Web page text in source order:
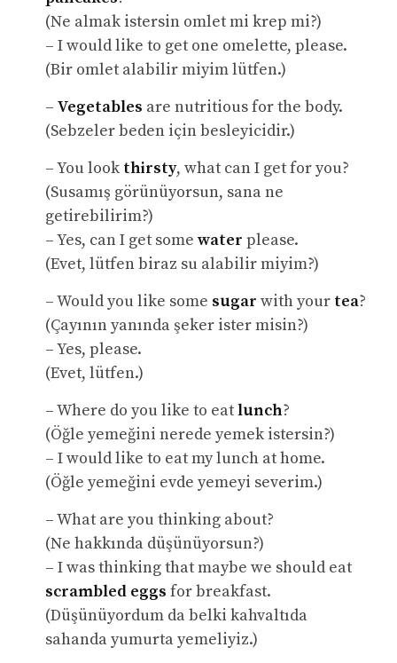
(Ne almak istersin omlet mi krep mi?)
– I would like to get one omelette, please.
(Bir omlet alabilir miyim lütfen.)
–Vegetables are nutritious for the body.
(Sebzeler beden için besleyicidir.)
– You look thirsty, what can I get for you?
(Susamış görünüyorsun, sana ne
getirebilirim?)
– Yes, can I get somewater please.
(Evet, lütfen biraz su alabilir miyim?)
– Would you like some sugar with your tea?
(Çayının yanında şeker ister misin?)
– Yes, please.
(Evet, lütfen.)
– Where do you like to eatlunch?
(Öğle yemeğini nerede yemek istersin?)
– I would like to eat my lunch at home.
(Öğle yemeğini evde yemeyi severim.)
– What are you thinking about?
(Ne hakkında düşünüyorsun?)
– I was thinking that maybe we should eat
scrambled eggs for breakfast.
(Düşünüyordum da belki kahvaltıda
sahanda yumurta yemeliyiz.)